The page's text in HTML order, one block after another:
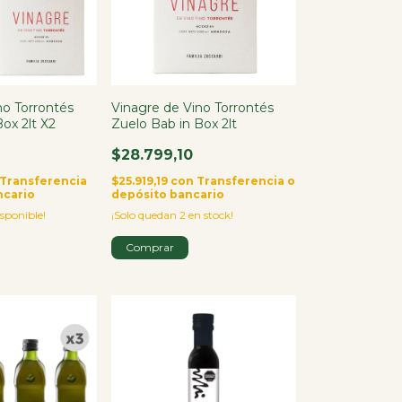
Torrontés
2lt X2
Transferencia
Vinagre de Vino Torrontés
Zuelo Bab in Box 2lt
$28.799,10
$25.919,19 con Transferencia o
depósito bancario
¡Solo quedan 2en stock!